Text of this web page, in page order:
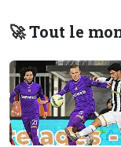
🚀 Tout le